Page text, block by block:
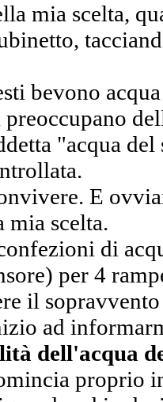
mia scelta,
bevono
"acqua
E
mia scelta.
di
per 4
il
ad
dell'acqua
proprio